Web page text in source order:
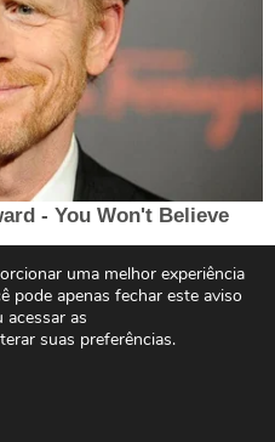
uma melhor experiência
pode apenas fechar este aviso
acessar as
suas preferências.